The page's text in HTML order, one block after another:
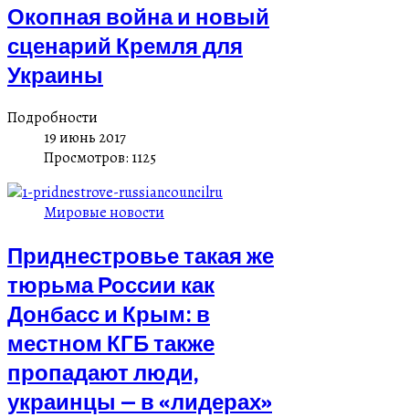
Окопная война и новый
сценарий Кремля для
Украины
Подробности
19 июнь 2017
Просмотров: 1125
Мировые новости
Приднестровье такая же
тюрьма России как
Донбасс и Крым: в
местном КГБ также
пропадают люди,
украинцы — в «лидерах»